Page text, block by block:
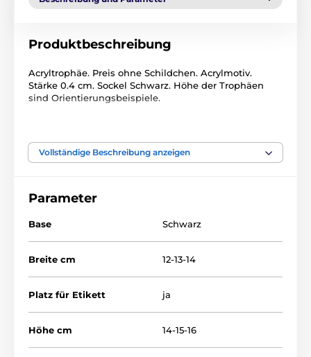
Produktbeschreibung
Acryltrophäe. Preis ohne Schildchen. Acrylmotiv.
Stärke 0.4 cm. Sockel Schwarz. Höhe der Trophäen
sind Orientierungsbeispiele.
Snowboard Wintersport
Vollständige Beschreibung anzeigen
Parameter
Base Schwarz
Breite cm 12-13-14
Platz für Etikett ja
Höhe cm 14-15-16